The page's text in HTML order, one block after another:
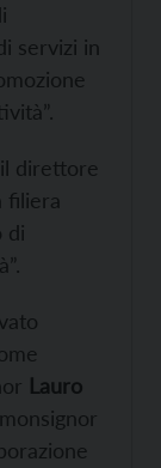
servizi in
direttore
filiera
di
Lauro